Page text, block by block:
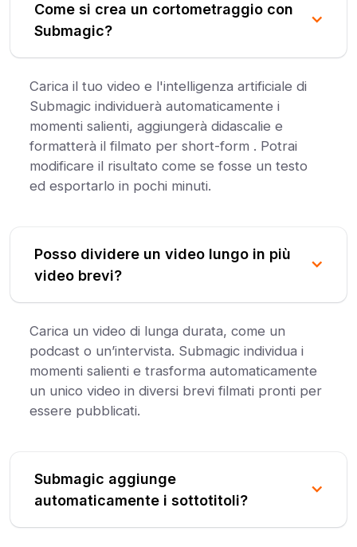
Come si crea un cortometraggio con
Submagic?
Carica il tuo video e l'intelligenza artificiale di
Submagic individuerà automaticamente i
momenti salienti, aggiungerà didascalie e
formatterà il filmato per short-form . Potrai
modificare il risultato come se fosse un testo
ed esportarlo in pochi minuti.
Posso dividere un video lungo in più
video brevi?
Carica un video di lunga durata, come un
podcast o un’intervista. Submagic individua i
momenti salienti e trasforma automaticamente
un unico video in diversi brevi filmati pronti per
essere pubblicati.
Submagic aggiunge
automaticamente i sottotitoli?